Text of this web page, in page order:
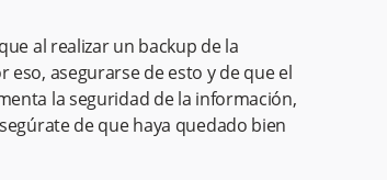
al realizar un backup de la
asegurarse de esto y de que el
la seguridad de la información,
de que haya quedado bien